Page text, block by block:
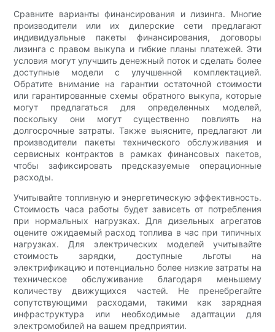
Сравните варианты финансирования и лизинга. Многие
производители или их дилерские сети предлагают
индивидуальные пакеты финансирования, договоры
лизинга с правом выкупа и гибкие планы платежей. Эти
условия могут улучшить денежный поток и сделать более
доступные модели с улучшенной комплектацией.
Обратите внимание на гарантии остаточной стоимости
или гарантированные схемы обратного выкупа, которые
могут предлагаться для определенных моделей,
поскольку они могут существенно повлиять на
долгосрочные затраты. Также выясните, предлагают ли
производители пакеты технического обслуживания и
сервисных контрактов в рамках финансовых пакетов,
чтобы зафиксировать предсказуемые операционные
расходы.
Учитывайте топливную и энергетическую эффективность.
Стоимость часа работы будет зависеть от потребления
при нормальных нагрузках. Для дизельных агрегатов
оцените ожидаемый расход топлива в час при типичных
нагрузках. Для электрических моделей учитывайте
стоимость зарядки, доступные льготы на
электрификацию и потенциально более низкие затраты на
техническое обслуживание благодаря меньшему
количеству движущихся частей. Не пренебрегайте
сопутствующими расходами, такими как зарядная
инфраструктура или необходимые адаптации для
электромобилей на вашем предприятии.